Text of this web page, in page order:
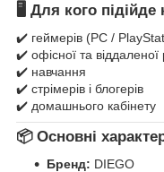
🖥 Для кого підійде
✔️ геймерів (PC /
✔️ офісної та віддаленої
✔️ навчання
✔️ стрімерів і блогерів
✔️ домашнього кабінету
📦 Основні
Бренд: DIEGO